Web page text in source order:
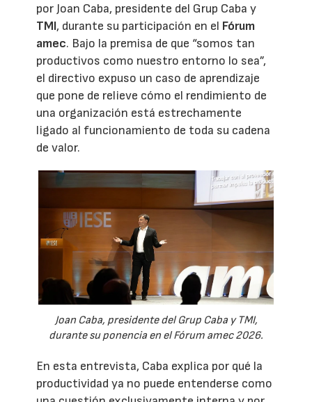
por Joan Caba, presidente del Grup Caba y
TMI, durante su participación en el Fórum
amec. Bajo la premisa de que “somos tan
productivos como nuestro entorno lo sea”,
el directivo expuso un caso de aprendizaje
que pone de relieve cómo el rendimiento de
una organización está estrechamente
ligado al funcionamiento de toda su cadena
de valor.
Joan Caba, presidente del Grup Caba y TMI,
durante su ponencia en el Fórum amec 2026.
En esta entrevista, Caba explica por qué la
productividad ya no puede entenderse como